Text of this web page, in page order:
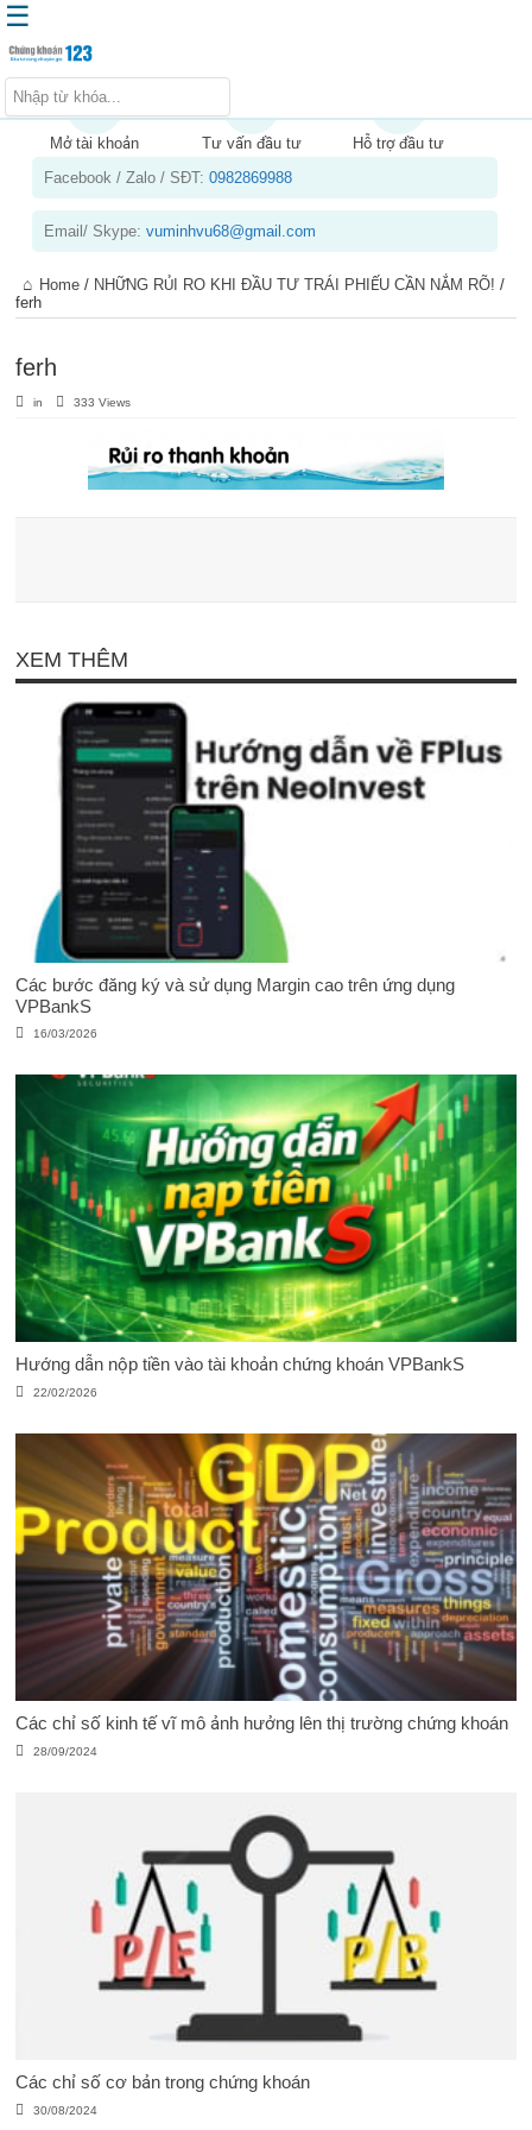
Trang chủ
Kiến thức chứng khoán
Kinh nghiệm đầu tư
Sản phẩm – dịch vụ
Chứng khoán phái sinh
☰
Mở tài khoản Tư vấn đầu tư
Hỗ trợ đầu tư
Facebook / Zalo / SĐT:0982869988
Email/ Skype:vuminhvu68@gmail.com
Home / NHỮNG RỦI RO KHI ĐẦU TƯ TRÁI PHIẾU CẦN NẮM RÕ! /
ferh
ferh
in 333 Views
XEM THÊM
Các bước đăng ký và sử dụng Margin cao trên ứng dụng
VPBankS
16/03/2026
Hướng dẫn nộp tiền vào tài khoản chứng khoán VPBankS
22/02/2026
Các chỉ số kinh tế vĩ mô ảnh hưởng lên thị trường chứng khoán
28/09/2024
Các chỉ số cơ bản trong chứng khoán
30/08/2024